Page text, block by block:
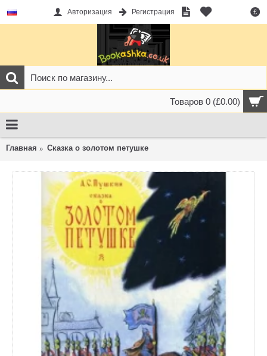
£
Авторизация Регистрация
Товаров 0 (£0.00)
Главная Сказка о золотом петушке